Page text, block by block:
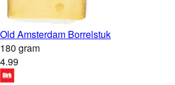
Old Amsterdam Borrelstuk
180 gram
4.99